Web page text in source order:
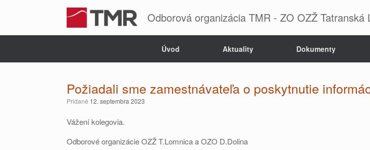
Odborová organizácia TMR - ZO OZŽ
Úvod Aktuality Dokumenty
Požiadali sme zamestnávateľa o poskytnutie
Pridané 12. septembra 2023
Vážení kolegovia.
Odborové organizácie OZŽ T.Lomnica a OZO D.Dolina